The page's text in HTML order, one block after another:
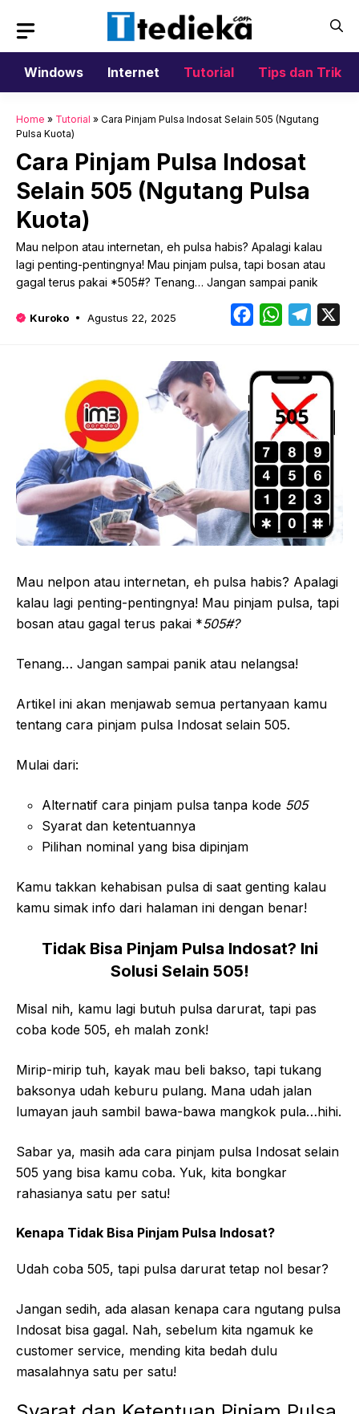
isi
Windows
Internet Tutorial Tips dan Trik
Home » Tutorial » Cara Pinjam Pulsa Indosat Selain 505 (Ngutang
Pulsa Kuota)
Cara Pinjam Pulsa Indosat
Selain 505 (Ngutang Pulsa
Kuota)
Mau nelpon atau internetan, eh pulsa habis? Apalagi kalau
lagi penting-pentingnya! Mau pinjam pulsa, tapi bosan atau
gagal terus pakai *505#? Tenang… Jangan sampai panik
Kuroko Agustus 22, 2025 FacebookWhatsApp
Mau nelpon atau internetan, eh pulsa habis? Apalagi
kalau lagi penting-pentingnya! Mau pinjam pulsa, tapi
bosan atau gagal terus pakai *505#?
Tenang… Jangan sampai panik atau nelangsa!
Artikel ini akan menjawab semua pertanyaan kamu
tentang cara pinjam pulsa Indosat selain 505.
Mulai dari:
Alternatif cara pinjam pulsa tanpa kode 505
Syarat dan ketentuannya
Pilihan nominal yang bisa dipinjam
Kamu takkan kehabisan pulsa di saat genting kalau
kamu simak info dari halaman ini dengan benar!
Tidak Bisa Pinjam Pulsa Indosat? Ini
Solusi Selain 505!
Misal nih, kamu lagi butuh pulsa darurat, tapi pas
coba kode 505, eh malah zonk!
Mirip-mirip tuh, kayak mau beli bakso, tapi tukang
baksonya udah keburu pulang. Mana udah jalan
lumayan jauh sambil bawa-bawa mangkok pula…hihi.
Sabar ya, masih ada cara pinjam pulsa Indosat selain
505 yang bisa kamu coba. Yuk, kita bongkar
rahasianya satu per satu!
Kenapa Tidak Bisa Pinjam Pulsa Indosat?
Udah coba 505, tapi pulsa darurat tetap nol besar?
Jangan sedih, ada alasan kenapa cara ngutang pulsa
Indosat bisa gagal. Nah, sebelum kita ngamuk ke
customer service, mending kita bedah dulu
masalahnya satu per satu!